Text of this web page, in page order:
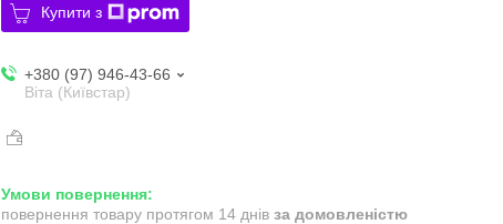
Купити з
+380 (97) 946-43-66
Віта (Київстар)
повернення товару протягом 14 днів за домовленістю